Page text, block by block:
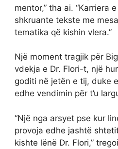
mentor,” tha ai. “Karriera
shkruante tekste me
tematika që kishin vlera.”
Një moment tragjik për
vdekja e Dr. Flori-t, një
goditi në jetën e tij, duke
edhe vendimin për t’u
“Një nga arsyet pse kur
provoja edhe jashtë
kishte lënë Dr. Flori,”